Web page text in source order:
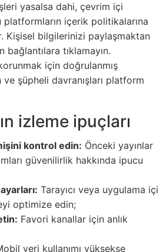
yasalsa dahi, çevrim içi
platformların içerik politikalarına
Kişisel bilgilerinizi paylaşmaktan
bağlantılara tıklamayın.
için doğrulanmış
ve şüpheli davranışları platform
izleme ipuçları
kontrol edin: Önceki yayınlar
güvenilirlik hakkında ipucu
Tarayıcı veya uygulama içi
optimize edin;
Favori kanallar için anlık
veri kullanımı yüksekse